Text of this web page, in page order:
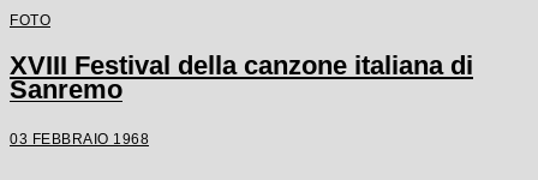
FOTO
XVIII Festival della canzone italiana di
Sanremo
03 FEBBRAIO 1968